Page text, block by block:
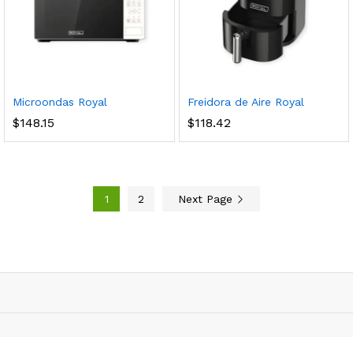
Microondas Royal
$148.15
Freidora de Aire Royal
$118.42
1 2 Next Page